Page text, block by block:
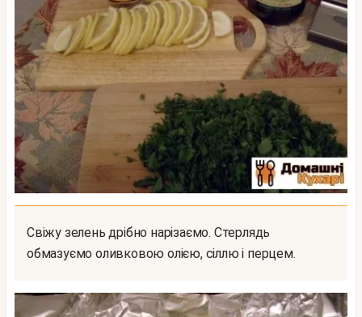
Свіжу зелень дрібно нарізаємо. Стерлядь
обмазуємо оливковою олією, сіллю і перцем.